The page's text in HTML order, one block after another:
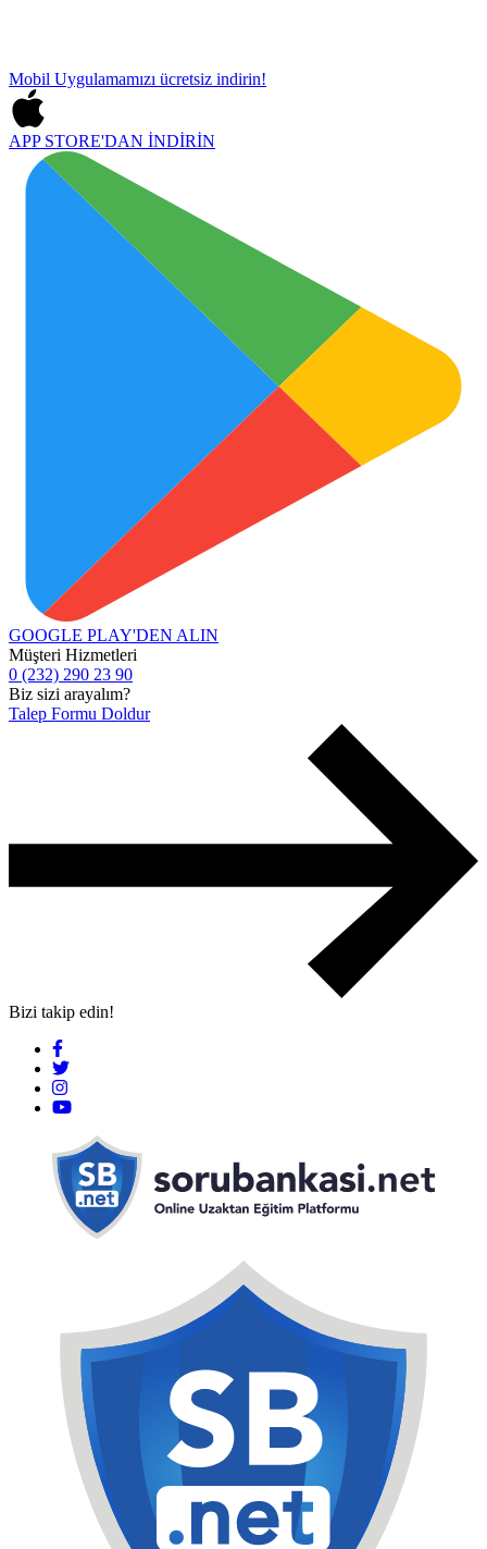
Mobil Uygulamamızı ücretsiz indirin!
APP STORE'DAN İNDİRİN
GOOGLE PLAY'DEN ALIN
Müşteri Hizmetleri
0 (232) 290 23 90
Biz sizi arayalım?
Talep Formu Doldur
Bizi takip edin!